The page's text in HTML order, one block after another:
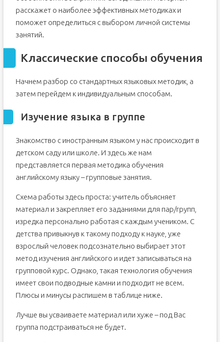
расскажет о наиболее эффективных методиках и
поможет определиться с выбором личной системы
занятий.
Классические способы обучения
Начнем разбор со стандартных языковых методик, а
затем перейдем к индивидуальным способам.
Изучение языка в группе
Знакомство с иностранным языком у нас происходит в
детском саду или школе. И здесь же нам
представляется первая методика обучения
английскому языку – групповые занятия.
Схема работы здесь проста: учитель объясняет
материал и закрепляет его заданиями для пар/групп,
изредка персонально работая с каждым учеником. С
детства привыкнув к такому подходу к науке, уже
взрослый человек подсознательно выбирает этот
метод изучения английского и идет записываться на
групповой курс. Однако, такая технология обучения
имеет свои подводные камни и подходит не всем.
Плюсы и минусы распишем в таблице ниже.
Лучше вы усваиваете материал или хуже – под Вас
группа подстраиваться не будет.